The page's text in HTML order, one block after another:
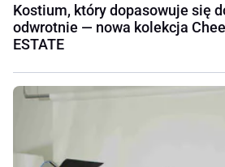
Kostium, który dopasowuje się
odwrotnie — nowa kolekcja
ESTATE